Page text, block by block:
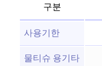
구분
사용기한
물티슈 용기타